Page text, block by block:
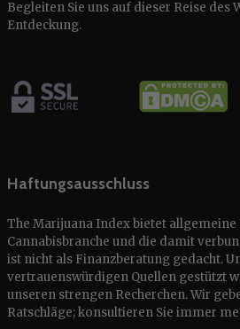
Begleiten Sie uns auf dieser Reise des
Entdeckung.
Haftungsausschluss
The Marijuana Index bietet
Cannabisbranche und die damit
ist nicht als Finanzberatung gedacht.
vertrauenswürdigen Quellen gestützt
unseren strengen Recherchen. Wir
Ratschläge; konsultieren Sie immer